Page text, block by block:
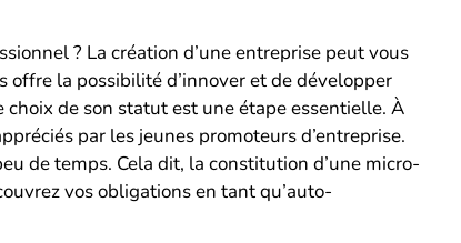
? La création d’une entreprise peut vous
la possibilité d’innover et de développer
de son statut est une étape essentielle. À
par les jeunes promoteurs d’entreprise.
de temps. Cela dit, la constitution d’une micro-
vos obligations en tant qu’auto-